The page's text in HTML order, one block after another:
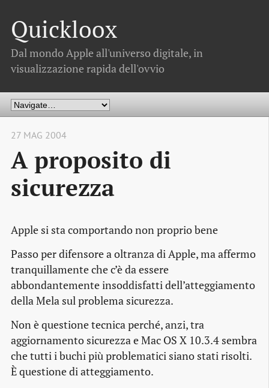
Quickloox
Dal mondo Apple all'universo digitale, in
visualizzazione rapida dell'ovvio
27 MAG 2004
A proposito di
sicurezza
Apple si sta comportando non proprio bene
Passo per difensore a oltranza di Apple, ma affermo
tranquillamente che c’è da essere
abbondantemente insoddisfatti dell’atteggiamento
della Mela sul problema sicurezza.
Non è questione tecnica perché, anzi, tra
aggiornamento sicurezza e Mac OS X 10.3.4 sembra
che tutti i buchi più problematici siano stati risolti.
È questione di atteggiamento.